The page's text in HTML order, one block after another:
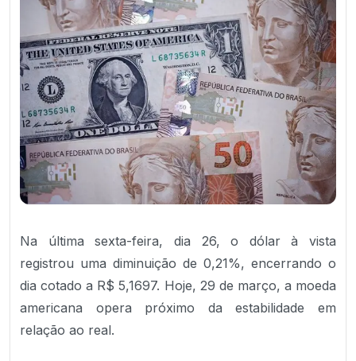
Na última sexta-feira, dia 26, o dólar à vista
registrou uma diminuição de 0,21%, encerrando o
dia cotado a R$ 5,1697. Hoje, 29 de março, a moeda
americana opera próximo da estabilidade em
relação ao real.